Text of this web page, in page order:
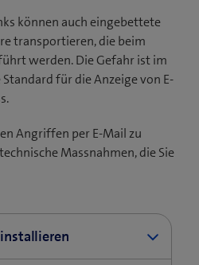
können auch eingebettete
transportieren, die beim
werden. Die Gefahr ist im
für die Anzeige von E-
Angriffen per E-Mail zu
Massnahmen, die Sie